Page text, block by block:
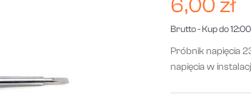
6,00 zł
Brutto- Kup do
Próbnik napięcia
napięcia w